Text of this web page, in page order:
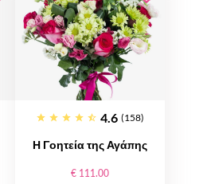
4.6 (158)
Η Γοητεία της Αγάπης
€ 111.00